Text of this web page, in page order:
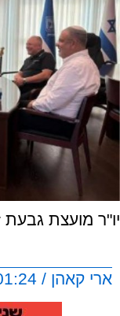
יו"ר מועצת
ארי קאהן / 01:24 13.11.25